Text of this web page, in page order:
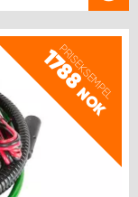
PRISEKSEMPEL
1788
NOK